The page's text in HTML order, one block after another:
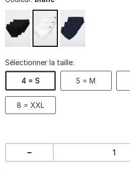
Sélectionner la taille:
4 = S 5 = M
8 = XXL
-